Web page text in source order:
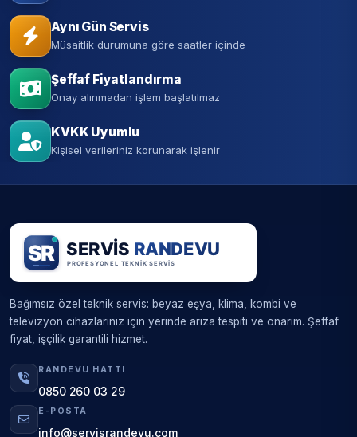
Aynı Gün Servis
Müsaitlik durumuna göre saatler içinde
Şeffaf Fiyatlandırma
Onay alınmadan işlem başlatılmaz
KVKK Uyumlu
Kişisel verileriniz korunarak işlenir
Bağımsız özel teknik servis: beyaz eşya, klima, kombi ve
televizyon cihazlarınız için yerinde arıza tespiti ve onarım. Şeffaf
fiyat, işçilik garantili hizmet.
RANDEVU HATTI
0850 260 03 29
E-POSTA
info@servisrandevu.com